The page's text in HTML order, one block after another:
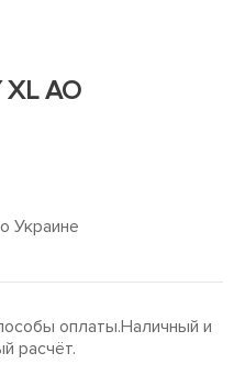
AO
Украине
оплаты.Наличный и
расчёт.